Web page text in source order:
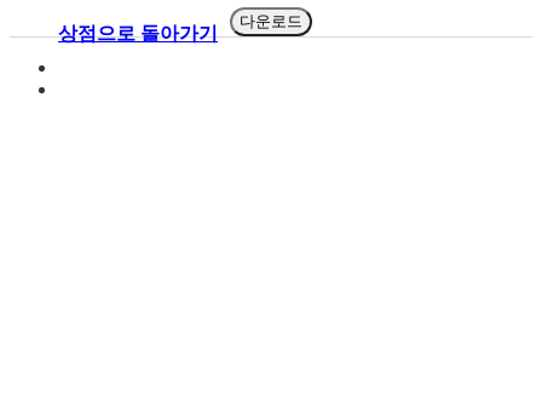
상점으로 돌아가기
다운로드